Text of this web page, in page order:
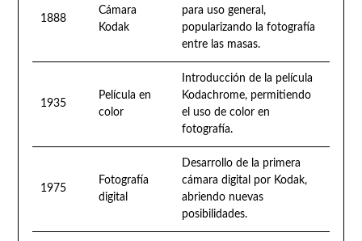
1888
Cámara
Kodak
para uso general,
popularizando la fotografía
entre las masas.
1935
Película en
color
Introducción de la película
Kodachrome, permitiendo
el uso de color en
fotografía.
1975
Fotografía
digital
Desarrollo de la primera
cámara digital por Kodak,
abriendo nuevas
posibilidades.